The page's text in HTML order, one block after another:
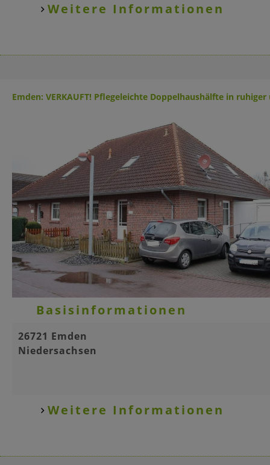
Weitere Informationen
Emden: VERKAUFT! Pflegeleichte Doppelhaushälfte in
Basisinformationen
26721 Emden
Niedersachsen
Weitere Informationen